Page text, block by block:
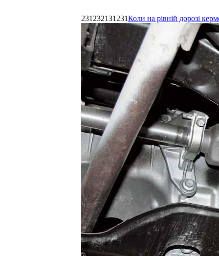
231232131231Коли на рівній дорозі